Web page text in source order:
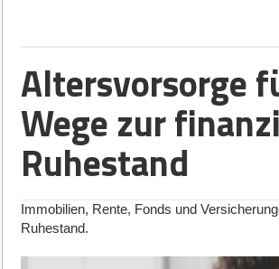
In den letzten Jahren hat die Inflation
Unternehmensentwicklung und
ups genommen. Die steigenden
sorgfältig berücksichtigt werden.
Die Rolle der Inflation in der
Inflation spielt eine entscheidende Rolle in
ist eigentlich Inflation?
Einfach erklärt ist
dies weitreichende Konsequenzen sowohl
Altersvorsorge
Wege zur
Ruhestand
Immobilien, Rente, Fonds und
Ruhestand.